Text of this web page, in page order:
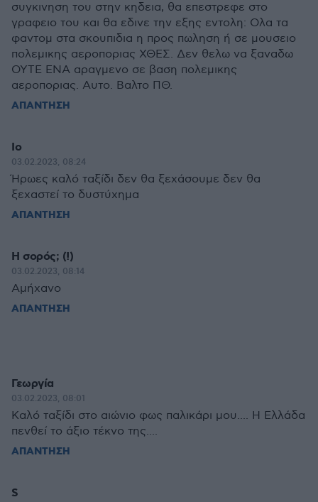
συγκινηση του στην κηδεια, θα επεστρεφε στο
γραφειο του και θα εδινε την εξης εντολη: Oλα τα
φαντομ στα σκουπιδια η προς πωληση ή σε μουσειο
πολεμικης αεροποριας ΧΘΕΣ. Δεν θελω να ξαναδω
ΟΥΤΕ ΕΝΑ αραγμενο σε βαση πολεμικης
αεροποριας. Αυτο. Βαλτο ΠΘ.
ΑΠΑΝΤΗΣΗ
Ιο
03.02.2023, 08:24
Ήρωες καλό ταξίδι δεν θα ξεχάσουμε δεν θα
ξεχαστεί το δυστύχημα
ΑΠΑΝΤΗΣΗ
Η σορός; (!)
03.02.2023, 08:14
Αμήχανο
ΑΠΑΝΤΗΣΗ
Γεωργία
03.02.2023, 08:01
Καλό ταξίδι στο αιώνιο φως παλικάρι μου.... Η Ελλάδα
πενθεί το άξιο τέκνο της....
ΑΠΑΝΤΗΣΗ
S